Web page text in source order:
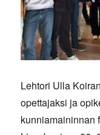
Lehtori Ulla
opettajaksi ja
kunniamaininnan